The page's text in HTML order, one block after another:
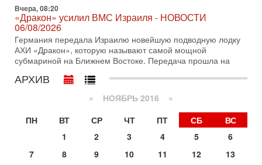
Битва за разоружение ХАМАСа - НОВОСТИ
31/07/2026
Сегодня президент США Дональд Трамп заявил о
достижении исторического соглашения о полном
разоружении ХАМАСа и других вооруженных группировок в
Иран доведет Трампа до крайних мер? Разбор и
оценка от военного обозревателя Давида Шарпа
Ситуация вокруг противостояния Ирана и США накаляется
с каждым днем. Почему Трамп в самый последний момент
отменил решение о нанесении тяжелых ударов
30-07-2026, 16:54
Покупатель авиакомпании «Аркия» намерен
запретить полеты по субботам!
Вчера, 08:20
«Дракон» усилил ВМС Израиля - НОВОСТИ
06/08/2026
Германия передала Израилю новейшую подводную лодку
АХИ «Дракон», которую называют самой мощной
субмариной на Ближнем Востоке. Передача прошла на
АРХИВ
« НОЯБРЬ 2016 »
ПН
ВТ СР ЧТ ПТ СБ
ВС
1
2 3 4 5
6
7
8 9 10 11 12
13